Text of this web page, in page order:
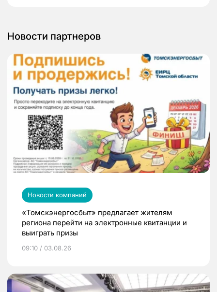
Новости партнеров
Новости компаний
«Томскэнергосбыт» предлагает жителям
региона перейти на электронные квитанции и
выиграть призы
09:10 / 03.08.26